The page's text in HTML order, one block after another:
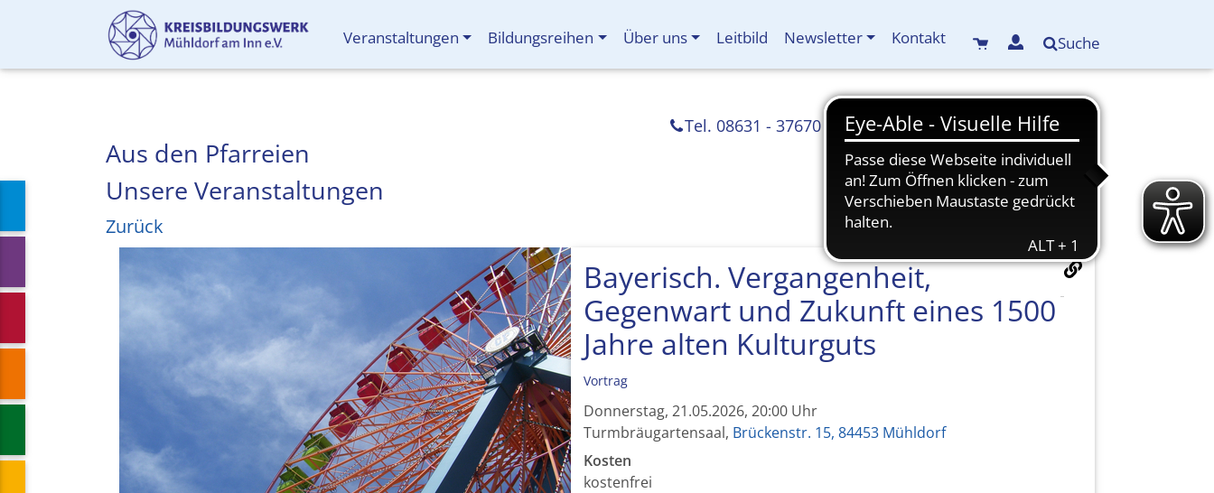
Veranstaltungen Bildungsreihen Über uns Leitbild Newsletter Kontakt Suche
info(at)kreisbildungswerk-mdf.de
Tel. 08631 - 37670
Aus den Pfarreien
Unsere Veranstaltungen
Zurück
Bayerisch. Vergangenheit,
Gegenwart und Zukunft eines 1500
Jahre alten Kulturguts
Vortrag
Donnerstag, 21.05.2026, 20:00 Uhr
Turmbräugartensaal, Brückenstr. 15, 84453 Mühldorf
Kosten
kostenfrei